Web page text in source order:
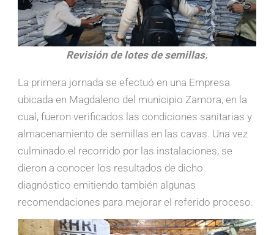
Revisión de lotes de semillas.
La primera jornada se efectuó en una Empresa
ubicada en Magdaleno del municipio Zamora, en la
cual, fueron verificados las condiciones sanitarias y
almacenamiento de semillas en las cavas. Una vez
culminado el recorrido por las instalaciones, se
dieron a conocer los resultados de dicho
diagnóstico emitiendo también algunas
recomendaciones para mejorar el referido proceso.